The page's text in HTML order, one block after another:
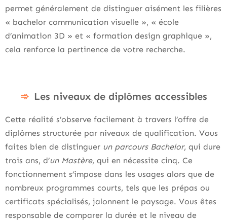
permet généralement de distinguer aisément les filières
« bachelor communication visuelle », « école
d’animation 3D » et « formation design graphique »,
cela renforce la pertinence de votre recherche.
Les niveaux de diplômes accessibles
Cette réalité s’observe facilement à travers l’offre de
diplômes structurée par niveaux de qualification. Vous
faites bien de distinguer un parcours Bachelor, qui dure
trois ans, d’un Mastère, qui en nécessite cinq. Ce
fonctionnement s’impose dans les usages alors que de
nombreux programmes courts, tels que les prépas ou
certificats spécialisés, jalonnent le paysage. Vous êtes
responsable de comparer la durée et le niveau de